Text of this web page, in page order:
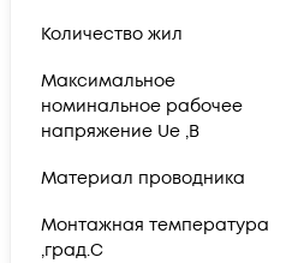
Количество жил
Максимальное
номинальное рабочее
напряжение Ue ,В
Материал проводника
Монтажная температура
,град.C